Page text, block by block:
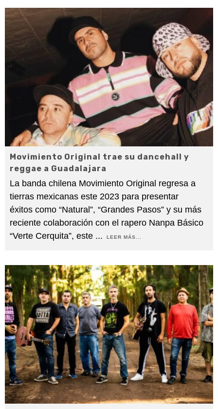
Movimiento Original trae su dancehall y
reggae a Guadalajara
La banda chilena Movimiento Original regresa a
tierras mexicanas este 2023 para presentar
éxitos como “Natural”, “Grandes Pasos” y su más
reciente colaboración con el rapero Nanpa Básico
“Verte Cerquita”, este ... LEER MÁS...